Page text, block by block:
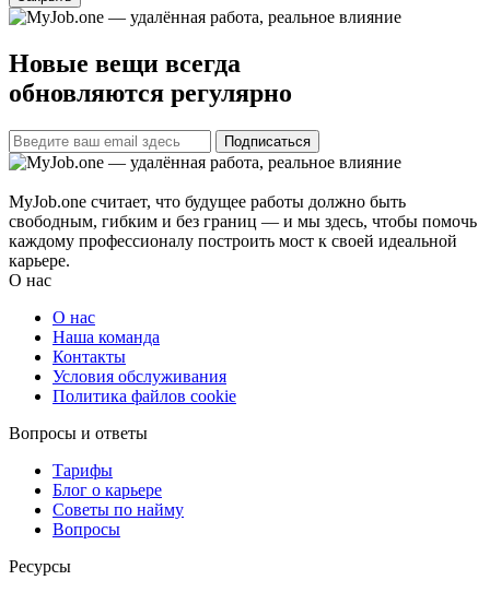
Новые вещи всегда
обновляются регулярно
Подписаться
MyJob.one считает, что будущее работы должно быть
свободным, гибким и без границ — и мы здесь, чтобы помочь
каждому профессионалу построить мост к своей идеальной
карьере.
О нас
О нас
Наша команда
Контакты
Условия обслуживания
Политика файлов cookie
Вопросы и ответы
Тарифы
Блог о карьере
Советы по найму
Вопросы
Ресурсы